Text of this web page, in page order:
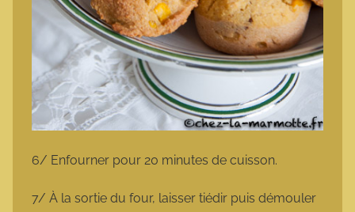
6/ Enfourner pour 20 minutes de cuisson.
7/ À la sortie du four, laisser tiédir puis démouler